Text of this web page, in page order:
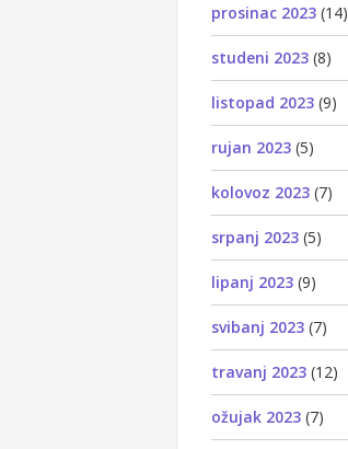
prosinac 2023 (14)
studeni 2023 (8)
listopad 2023 (9)
rujan 2023 (5)
kolovoz 2023 (7)
srpanj 2023 (5)
lipanj 2023 (9)
svibanj 2023 (7)
travanj 2023 (12)
ožujak 2023 (7)